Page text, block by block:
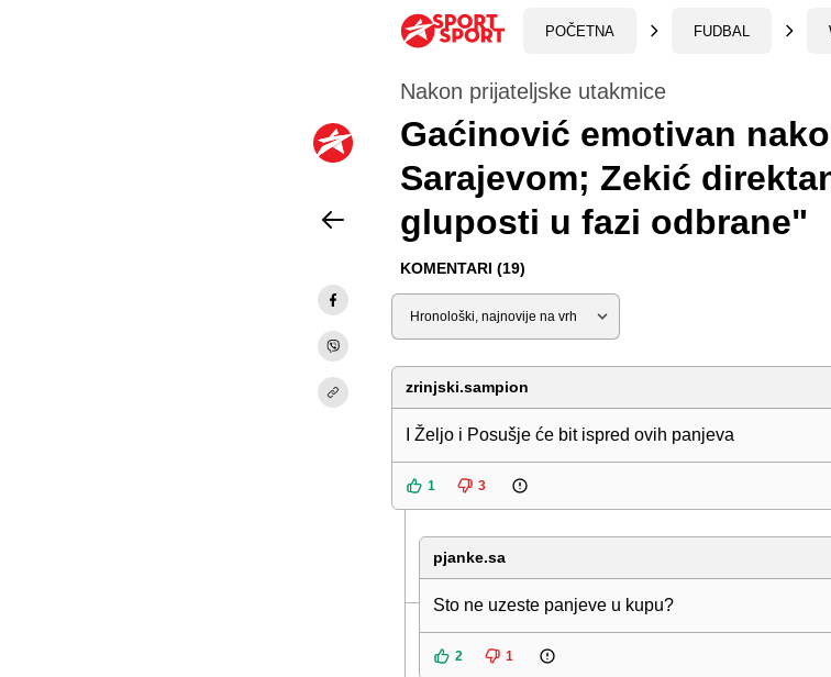
POČETNA FUDBAL
Nakon prijateljske utakmice
Gaćinović emotivan
Sarajevom; Zekić
gluposti u fazi odbrane"
KOMENTARI (19)
Sortiraj
zrinjski.sampion
I Željo i Posušje će bit ispred ovih panjeva
1 3
pjanke.sa
Sto ne uzeste panjeve u kupu?
2 1